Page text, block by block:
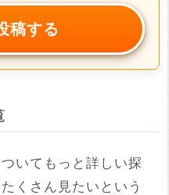
稿する
いてもっと詳しい探
くさん見たいという